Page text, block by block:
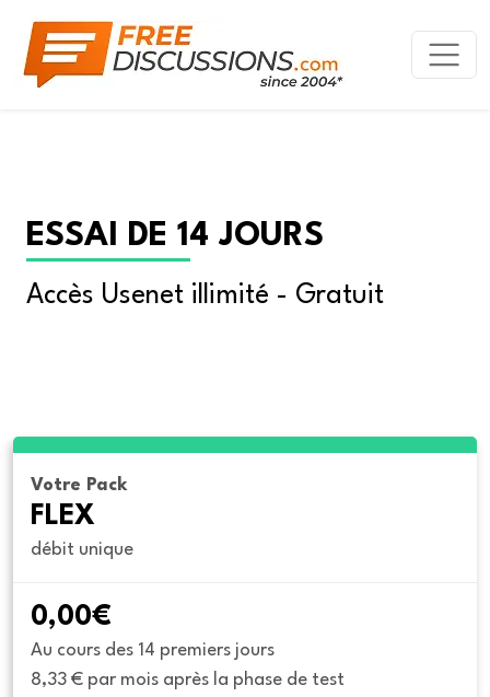
ESSAI DE 14 JOURS
Accès Usenet illimité - Gratuit
Votre Pack
FLEX
débit unique
0,00€
Au cours des 14 premiers jours
8,33 € par mois après la phase de test